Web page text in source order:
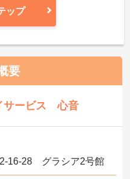
ップ
要
サービス 心音
16-28 グラシア2号館